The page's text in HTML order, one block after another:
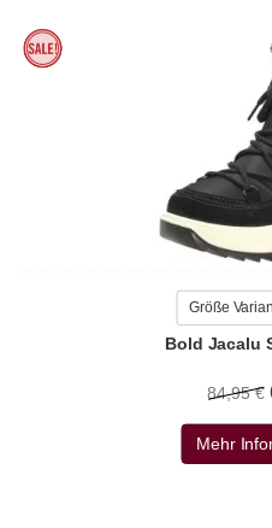
Größe
Bold Jacalu
84,95 €
Mehr